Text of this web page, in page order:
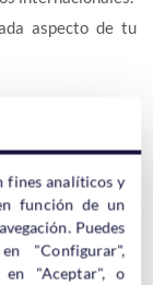
aspecto de tu
vistazo a las
web
fines analíticos y
función de un
Puedes
"Configurar",
en "Aceptar", o